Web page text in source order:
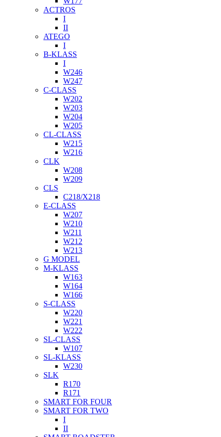
ACTROS
I
II
ATEGO
I
B-KLASS
I
W246
W247
C-CLASS
W202
W203
W204
W205
CL-CLASS
W215
W216
CLK
W208
W209
CLS
C218/X218
E-CLASS
W207
W210
W211
W212
W213
G MODEL
M-KLASS
W163
W164
W166
S-CLASS
W220
W221
W222
SL-CLASS
W107
SL-KLASS
W230
SLK
R170
R171
SMART FOR FOUR
SMART FOR TWO
I
II